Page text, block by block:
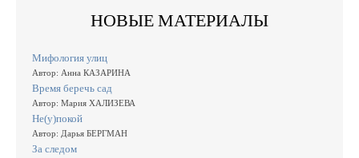
НОВЫЕ МАТЕРИАЛЫ
Мифология улиц
Автор: Анна КАЗАРИНА
Время беречь сад
Автор: Мария ХАЛИЗЕВА
Не(у)покой
Автор: Дарья БЕРГМАН
За следом